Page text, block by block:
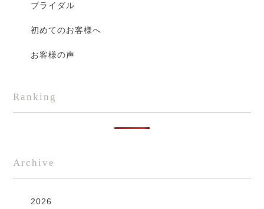
ブライダル
初めてのお客様へ
お客様の声
Ranking
Archive
2026